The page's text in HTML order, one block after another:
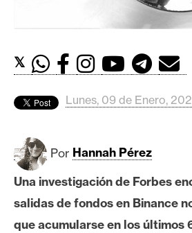
s
t
o
i
n
𝕏
Lunes, 09 de Enero,
Por Hannah Pérez
Una investigación de Forbes
salidas de fondos en Binance
que acumularse en los últimos